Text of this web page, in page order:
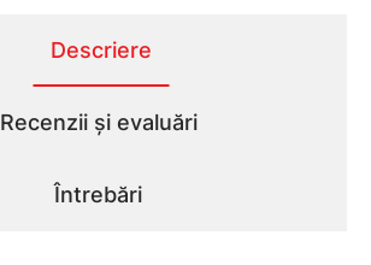
Descriere
Recenzii și evaluări
Întrebări